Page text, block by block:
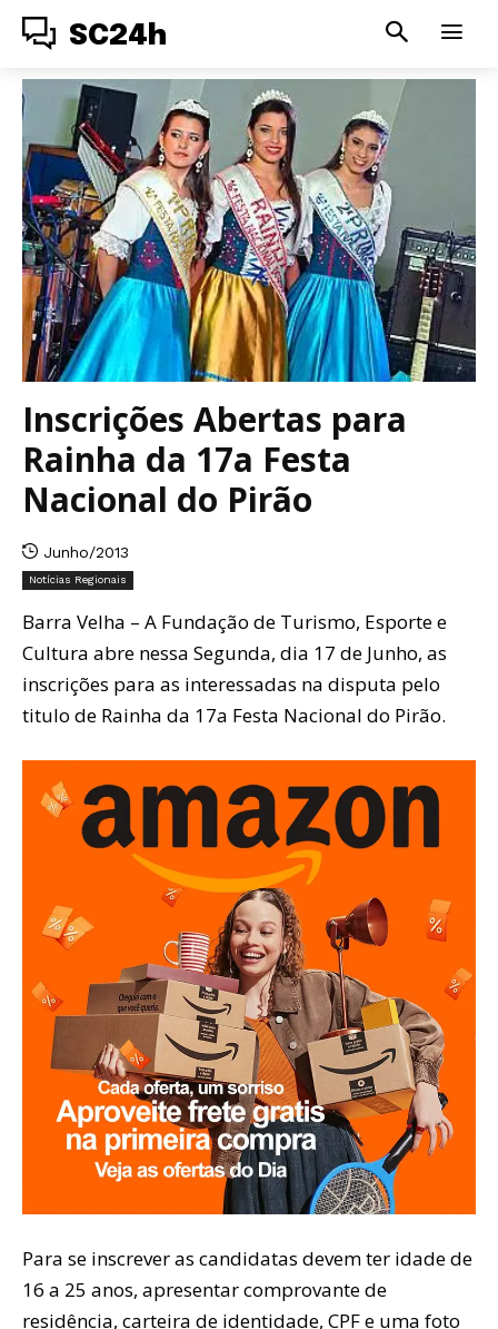
SC24h
Inscrições Abertas para
Rainha da 17a Festa
Nacional do Pirão
Junho/2013
Notícias Regionais
Barra Velha – A Fundação de Turismo, Esporte e
Cultura abre nessa Segunda, dia 17 de Junho, as
inscrições para as interessadas na disputa pelo
titulo de Rainha da 17a Festa Nacional do Pirão.
Para se inscrever as candidatas devem ter idade de
16 a 25 anos, apresentar comprovante de
residência, carteira de identidade, CPF e uma foto